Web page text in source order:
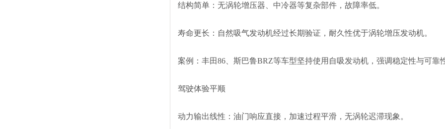
结构简单：无涡轮增压器、中冷器等复杂部件，故障率低。
寿命更长：自然吸气发动机经过长期验证，耐久性优于涡轮增压发动机。
案例：丰田86、斯巴鲁BRZ等车型坚持使用自吸发动机，强调稳定性与可靠
驾驶体验平顺
动力输出线性：油门响应直接，加速过程平滑，无涡轮迟滞现象。